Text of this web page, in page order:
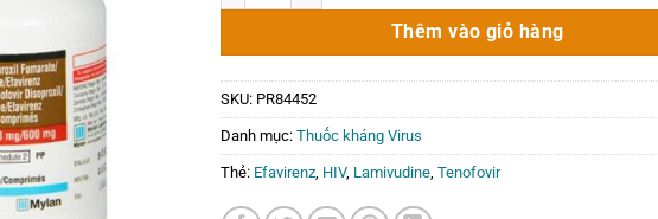
750.000₫.
là:
0₫.
Thêm vào giỏ hàng
SKU: PR84452
Danh mục: Thuốc kháng Virus
Thẻ: Efavirenz, HIV, Lamivudine, Tenofovir